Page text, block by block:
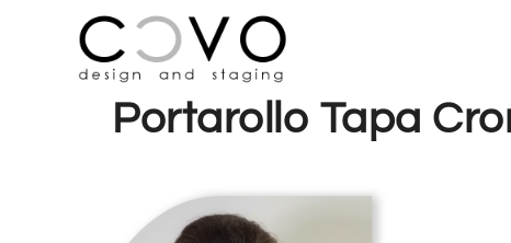
Portarollo Tapa